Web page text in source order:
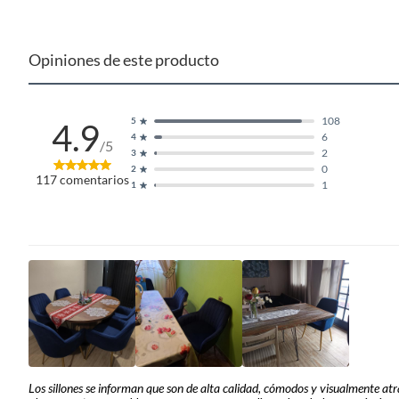
Complementa tu compra
Para completar tu espacio, te recomendamos que visites
una gran variedad de modelos para que puedas
escritorios para crear un espacio de trabajo ideal.
Opiniones de este producto
4.9/5
117comentarios 1 1
2 0
3 2
4 6
5 108
Los sillones se informan que son de alta calidad, cómodos y visualmente